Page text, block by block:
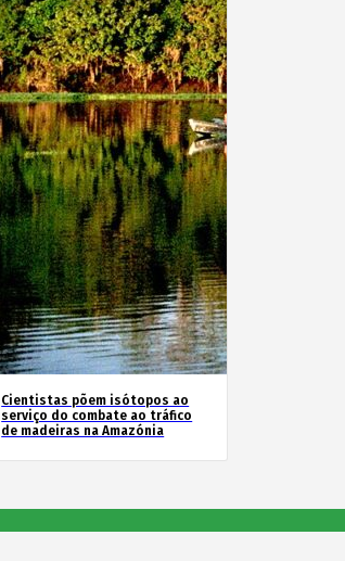
Cientistas põem isótopos ao
serviço do combate ao tráfico
de madeiras na Amazónia